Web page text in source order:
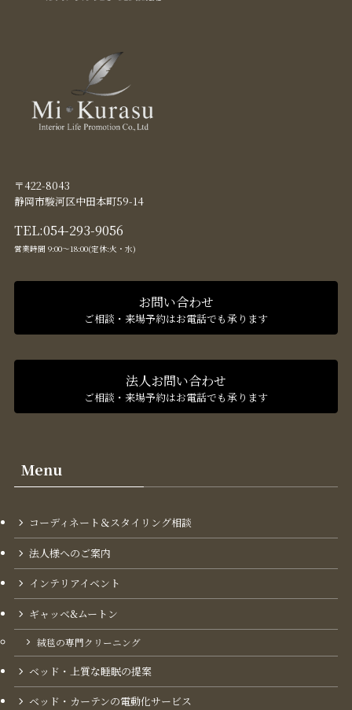
〒422-8043
静岡市駿河区中田本町59-14
TEL:054-293-9056
営業時間 9:00〜18:00(定休:火・水)
お問い合わせ
ご相談・来場予約はお電話でも承ります
法人お問い合わせ
ご相談・来場予約はお電話でも承ります
Menu
コーディネート＆スタイリング​相談
法人様へのご案内
インテリアイベント
ギャッベ&ムートン
絨毯の専門クリーニング
ベッド・上質な睡眠の提案
ベッド・カーテンの電動化サービス